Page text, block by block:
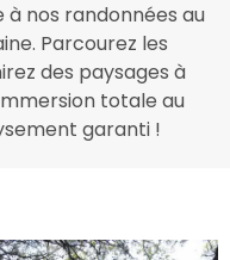
nos randonnées au
Parcourez les
des paysages à
totale au
garanti !